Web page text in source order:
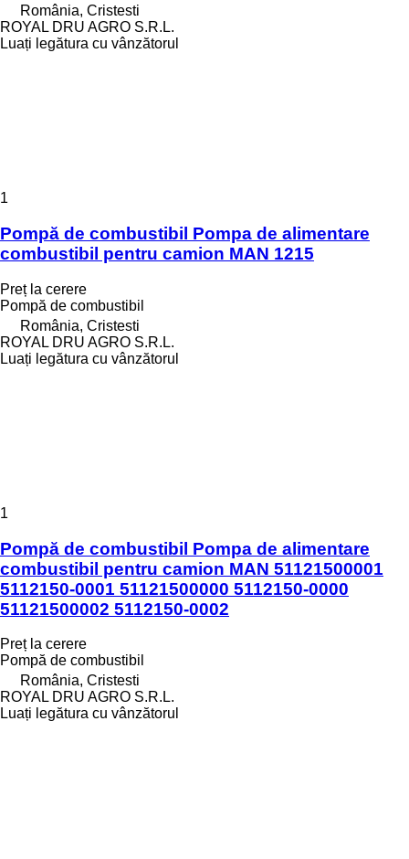
România, Cristesti
ROYAL DRU AGRO S.R.L.
Luați legătura cu vânzătorul
1
Pompă de combustibil Pompa de alimentare
combustibil pentru camion MAN 1215
Preț la cerere
Pompă de combustibil
România, Cristesti
ROYAL DRU AGRO S.R.L.
Luați legătura cu vânzătorul
1
Pompă de combustibil Pompa de alimentare
combustibil pentru camion MAN 51121500001
5112150-0001 51121500000 5112150-0000
51121500002 5112150-0002
Preț la cerere
Pompă de combustibil
România, Cristesti
ROYAL DRU AGRO S.R.L.
Luați legătura cu vânzătorul